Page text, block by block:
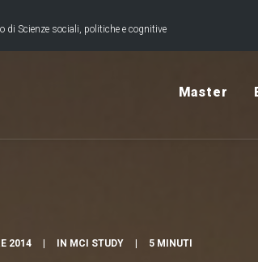
di Scienze sociali, politiche e cognitive
Master
2014 IN MCI STUDY 5 MINUTI